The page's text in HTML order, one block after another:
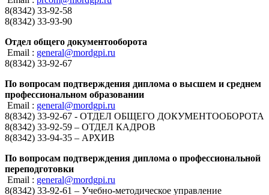
8(8342) 33-92-58
8(8342) 33-93-90
Отдел общего документооборота
Email : general@mordgpi.ru
8(8342) 33-92-67
По вопросам подтверждения диплома о высшем и среднем
профессиональном образовании
Email : general@mordgpi.ru
8(8342) 33-92-67 - ОТДЕЛ ОБЩЕГО ДОКУМЕНТООБОРОТА
8(8342) 33-92-59 – ОТДЕЛ КАДРОВ
8(8342) 33-94-35 – АРХИВ
По вопросам подтверждения диплома о профессиональной
переподготовки
Email : general@mordgpi.ru
8(8342) 33-92-61 – Учебно-методическое управление